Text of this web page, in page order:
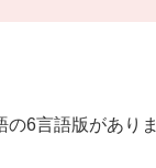
6言語版がありま